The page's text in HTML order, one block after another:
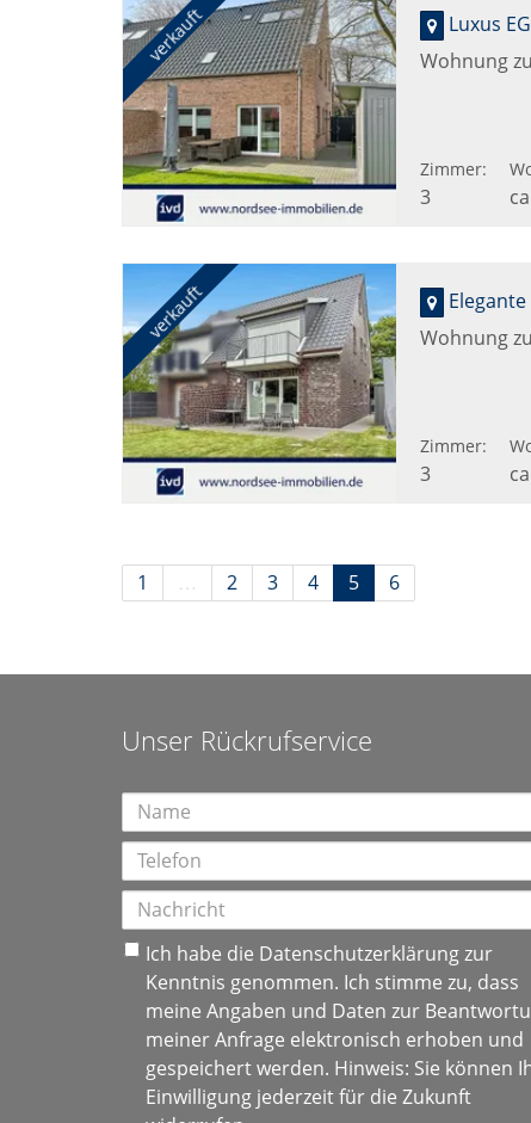
verkauft
Luxus
Wohnung
Zimmer:
3
verkauft
Wohnung
Zimmer:
3
1 … 2 3 4 5 6
Unser Rückrufservice
Ich habe die Datenschutzerklärungzur
Kenntnis genommen. Ich stimme zu, dass
meine Angaben und Daten zur
meiner Anfrage elektronisch erhoben und
gespeichert werden. Hinweis: Sie können
Einwilligung jederzeit für die Zukunft